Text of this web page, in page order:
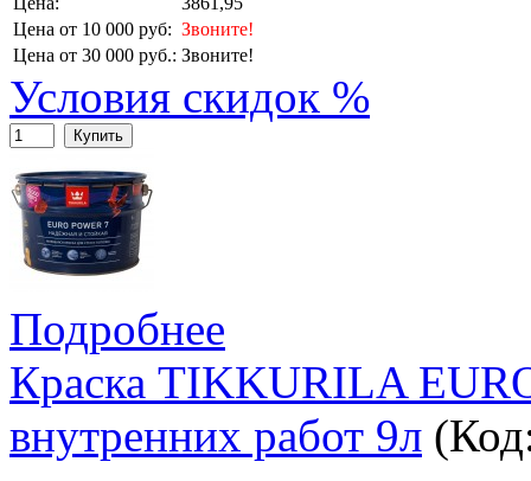
Цена от 10 000 руб: Звоните!
Цена от 30 000 руб.: Звоните!
Условия скидок %
Купить
Подробнее
Краска TIKKURILA
внутренних работ 9л